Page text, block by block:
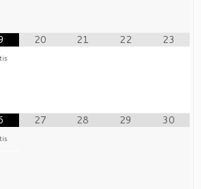
20 21 22 23
27 28 29 30